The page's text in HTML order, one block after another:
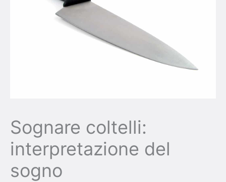
Sognare coltelli:
interpretazione del
sogno